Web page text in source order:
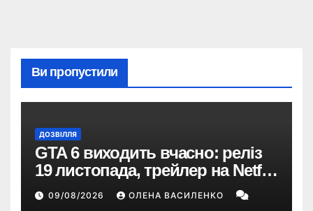
Ви пропустили
ДОЗВІЛЛЯ
GTA 6 виходить вчасно: реліз
19 листопада, трейлер на Netflix
і $180 млн передзамовлень
09/08/2026 ОЛЕНА ВАСИЛЕНКО